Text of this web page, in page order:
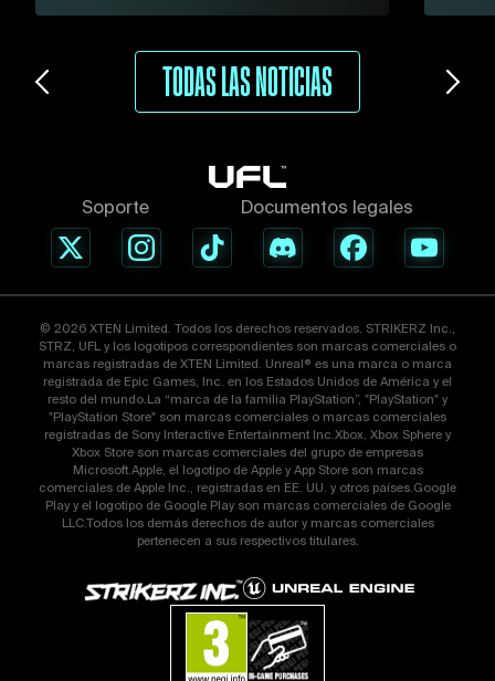
TODAS LAS NOTICIAS
Soporte Documentos legales
© 2026 XTEN Limited. Todos los derechos reservados. STRIKERZ Inc.,
STRZ, UFL y los logotipos correspondientes son marcas comerciales o
marcas registradas de XTEN Limited. Unreal® es una marca o marca
registrada de Epic Games, Inc. en los Estados Unidos de América y el
resto del mundo.La “marca de la familia PlayStation”, "PlayStation" y
"PlayStation Store" son marcas comerciales o marcas comerciales
registradas de Sony Interactive Entertainment Inc.Xbox, Xbox Sphere y
Xbox Store son marcas comerciales del grupo de empresas
Microsoft.Apple, el logotipo de Apple y App Store son marcas
comerciales de Apple Inc., registradas en EE. UU. y otros países.Google
Play y el logotipo de Google Play son marcas comerciales de Google
LLC.Todos los demás derechos de autor y marcas comerciales
pertenecen a sus respectivos titulares.